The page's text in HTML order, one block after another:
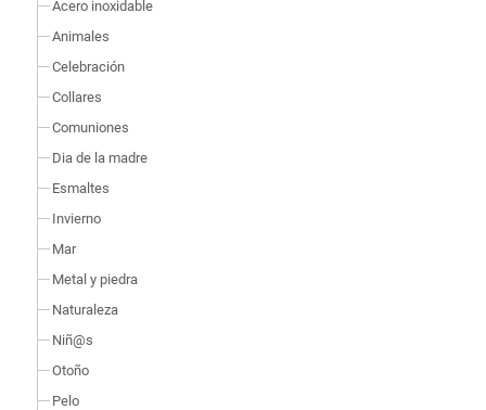
Acero inoxidable
Animales
Celebración
Collares
Comuniones
Dia de la madre
Esmaltes
Invierno
Mar
Metal y piedra
Naturaleza
Niñ@s
Otoño
Pelo